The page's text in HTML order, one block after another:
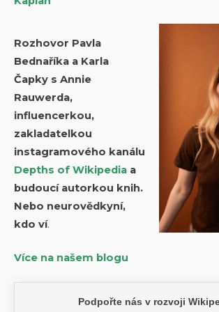
Rozhovor Pavla
Bednaříka a Karla
Čapky s Annie
Rauwerda,
influencerkou,
zakladatelkou
instagramového kanálu
Depths of Wikipedia a
budoucí autorkou knih.
Nebo neurovědkyní,
kdo ví.
Více na našem blogu